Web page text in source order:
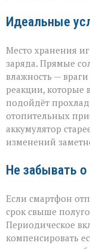
Идеальные
Место хранения
заряда. Прямые
влажность —
реакции, которые
подойдёт
отопительных
аккумулятор
изменений
Не забывать
Если смартфон
срок свыше
Периодическое
компенсировать